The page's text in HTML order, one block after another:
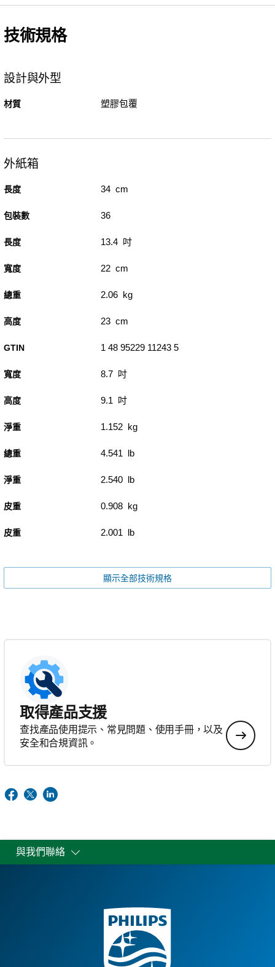
技術規格
設計與外型
材質 塑膠包覆
外紙箱
長度 34 cm
包裝數 36
長度 13.4 吋
寬度 22 cm
總重 2.06 kg
高度 23 cm
GTIN 1 48 95229 11243 5
寬度 8.7 吋
高度 9.1 吋
淨重 1.152 kg
總重 4.541 lb
淨重 2.540 lb
皮重 0.908 kg
皮重 2.001 lb
顯示全部技術規格
取得產品支援
查找產品使用提示、常見問題、使用手冊，以及
安全和合規資訊。
與我們聯絡